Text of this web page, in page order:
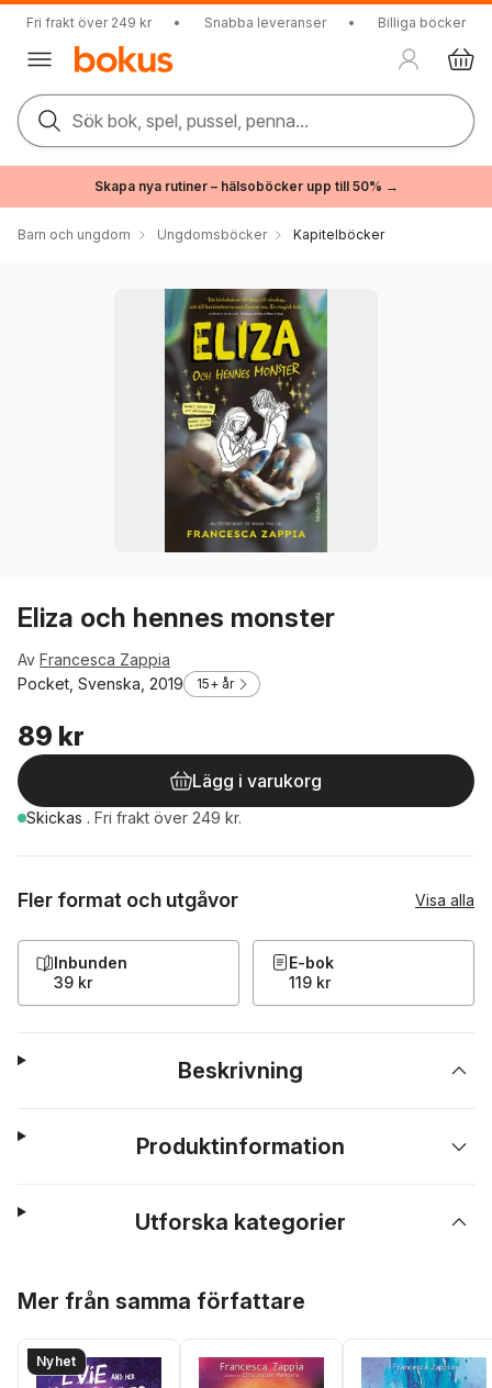
Fri frakt över 249 kr • Snabba leveranser • Billiga böcker
Sök bok, spel, pussel, penna...
Skapa nya rutiner – hälsoböcker upp till 50% →
Barn och ungdom Ungdomsböcker Kapitelböcker
Eliza och hennes monster
Av Francesca Zappia
Pocket, Svenska, 2019
15+ år
89 kr
Lägg i varukorg
Skickas . Fri frakt över 249 kr.
Fler format och utgåvor Visa alla
Inbunden
39 kr
E-bok
119 kr
Beskrivning
Produktinformation
Utforska kategorier
Mer från samma författare
Nyhet